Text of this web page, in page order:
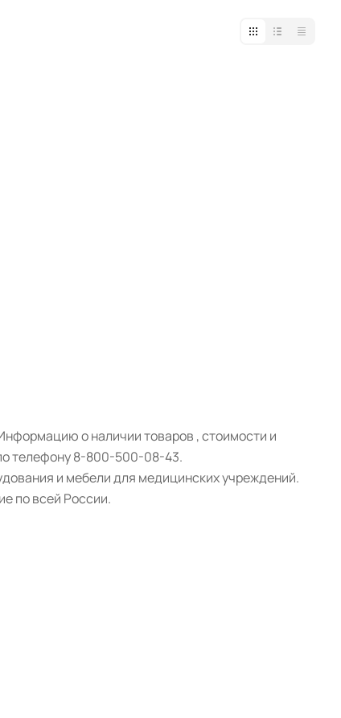
о наличии товаров , стоимости и
телефону 8-800-500-08-43.
и мебели для медицинских учреждений.
по всей России.